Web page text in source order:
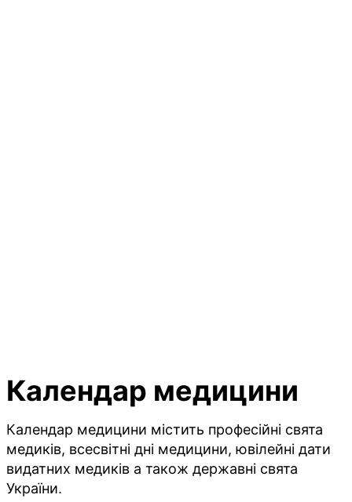
Календар медицини
Календар медицини містить професійні свята
медиків, всесвітні дні медицини, ювілейні дати
видатних медиків а також державні свята
України.